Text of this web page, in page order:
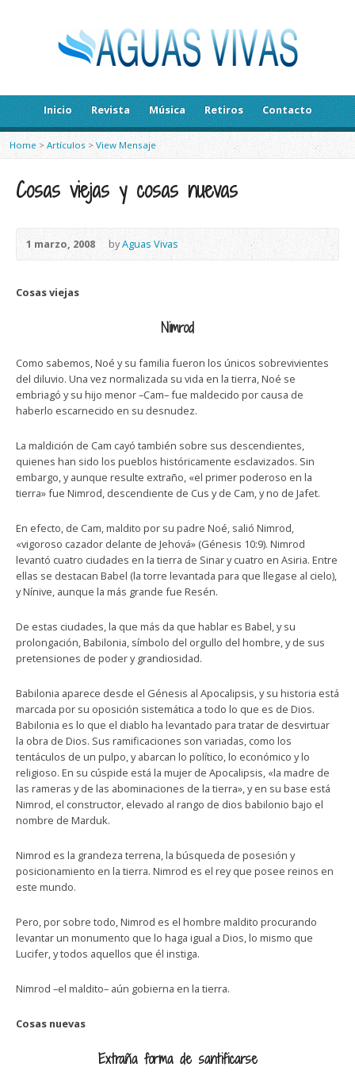
Inicio Revista Música Retiros Contacto
Home > Artículos > View Mensaje
Cosas viejas y cosas nuevas
1 marzo, 2008 byAguas Vivas
Cosas viejas
Nimrod
Como sabemos, Noé y su familia fueron los únicos sobrevivientes
del diluvio. Una vez normalizada su vida en la tierra, Noé se
embriagó y su hijo menor –Cam– fue maldecido por causa de
haberlo escarnecido en su desnudez.
La maldición de Cam cayó también sobre sus descendientes,
quienes han sido los pueblos históricamente esclavizados. Sin
embargo, y aunque resulte extraño, «el primer poderoso en la
tierra» fue Nimrod, descendiente de Cus y de Cam, y no de Jafet.
En efecto, de Cam, maldito por su padre Noé, salió Nimrod,
«vigoroso cazador delante de Jehová» (Génesis 10:9). Nimrod
levantó cuatro ciudades en la tierra de Sinar y cuatro en Asiria. Entre
ellas se destacan Babel (la torre levantada para que llegase al cielo),
y Nínive, aunque la más grande fue Resén.
De estas ciudades, la que más da que hablar es Babel, y su
prolongación, Babilonia, símbolo del orgullo del hombre, y de sus
pretensiones de poder y grandiosidad.
Babilonia aparece desde el Génesis al Apocalipsis, y su historia está
marcada por su oposición sistemática a todo lo que es de Dios.
Babilonia es lo que el diablo ha levantado para tratar de desvirtuar
la obra de Dios. Sus ramificaciones son variadas, como los
tentáculos de un pulpo, y abarcan lo político, lo económico y lo
religioso. En su cúspide está la mujer de Apocalipsis, «la madre de
las rameras y de las abominaciones de la tierra», y en su base está
Nimrod, el constructor, elevado al rango de dios babilonio bajo el
nombre de Marduk.
Nimrod es la grandeza terrena, la búsqueda de posesión y
posicionamiento en la tierra. Nimrod es el rey que posee reinos en
este mundo.
Pero, por sobre todo, Nimrod es el hombre maldito procurando
levantar un monumento que lo haga igual a Dios, lo mismo que
Lucifer, y todos aquellos que él instiga.
Nimrod –el maldito– aún gobierna en la tierra.
Cosas nuevas
Extraña forma de santificarse